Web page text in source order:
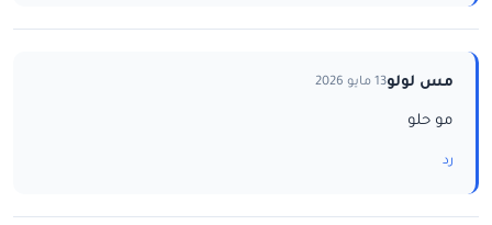
مس لولو13 مايو 2026
مو حلو
رد